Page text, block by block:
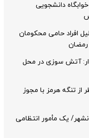
دانشجویی
افراد حامی محکومان
آتش سوزی در محل
تنگه هرمز با مجوز
یک مأمور انتظامی